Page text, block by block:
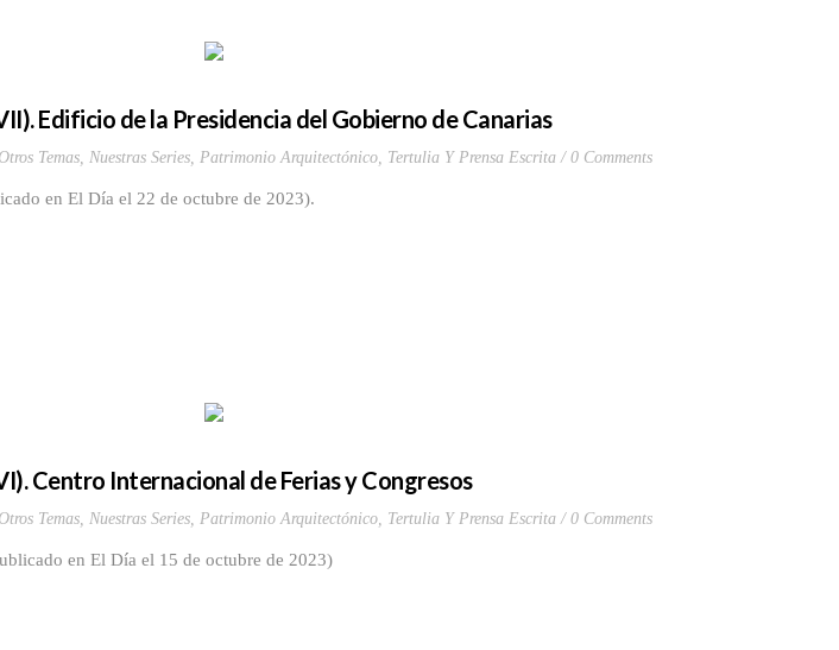
Edificio de la Presidencia del Gobierno de Canarias
Temas, Nuestras Series, Patrimonio Arquitectónico, Tertulia Y Prensa Escrita 0 Comments
en El Día el 22 de octubre de 2023).
Centro Internacional de Ferias y Congresos
Temas, Nuestras Series, Patrimonio Arquitectónico, Tertulia Y Prensa Escrita 0 Comments
en El Día el 15 de octubre de 2023)